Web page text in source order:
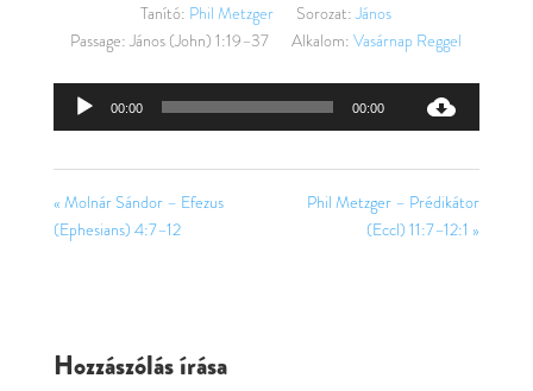
Tanító: Phil Metzger Sorozat: János
Passage: János (John) 1:19–37 Alkalom: Vasárnap Reggel
Audió
00:00 00:00
« Molnár Sándor – Efezus
(Ephesians) 4:7–12
Phil Metzger – Prédikátor
(Eccl) 11:7–12:1 »
Hozzászólás írása